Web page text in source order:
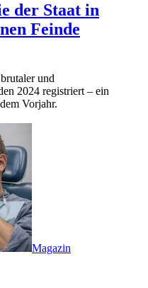
der Staat in
Feinde
und
2024 registriert – ein
Vorjahr.
Magazin